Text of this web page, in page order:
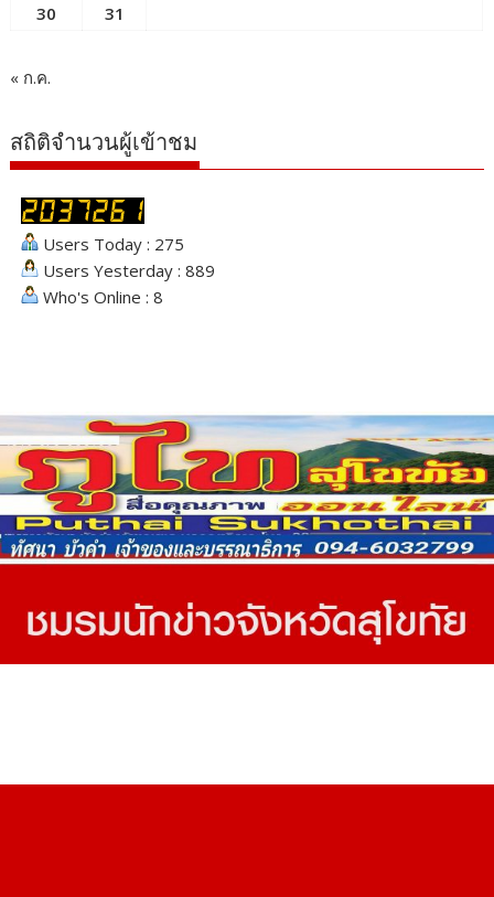
30
31
« ก.ค.
สถิติจำนวนผู้เข้าชม
Users Today : 275
Users Yesterday : 889
Who's Online : 8